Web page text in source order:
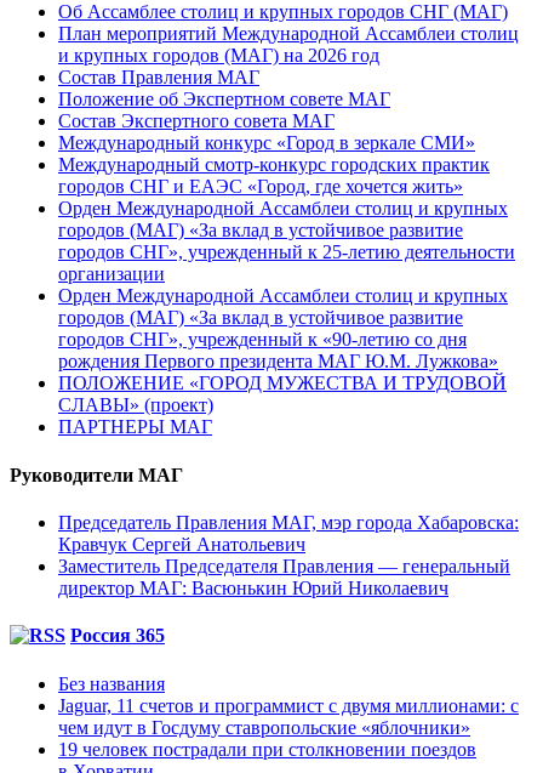
Об Ассамблее столиц и крупных городов СНГ (МАГ)
План мероприятий Международной Ассамблеи столиц
и крупных городов (МАГ) на 2026 год
Состав Правления МАГ
Положение об Экспертном совете МАГ
Состав Экспертного совета МАГ
Международный конкурс «Город в зеркале СМИ»
Международный смотр-конкурс городских практик
городов СНГ и ЕАЭС «Город, где хочется жить»
Орден Международной Ассамблеи столиц и крупных
городов (МАГ) «За вклад в устойчивое развитие
городов СНГ», учрежденный к 25-летию деятельности
организации
Орден Международной Ассамблеи столиц и крупных
городов (МАГ) «За вклад в устойчивое развитие
городов СНГ», учрежденный к «90-летию со дня
рождения Первого президента МАГ Ю.М. Лужкова»
ПОЛОЖЕНИЕ «ГОРОД МУЖЕСТВА И ТРУДОВОЙ
СЛАВЫ» (проект)
ПАРТНЕРЫ МАГ
Руководители МАГ
Председатель Правления МАГ, мэр города Хабаровска:
Кравчук Сергей Анатольевич
Заместитель Председателя Правления — генеральный
директор МАГ: Васюнькин Юрий Николаевич
Россия 365
Без названия
Jaguar, 11 счетов и программист с двумя миллионами: с
чем идут в Госдуму ставропольские «яблочники»
19 человек пострадали при столкновении поездов